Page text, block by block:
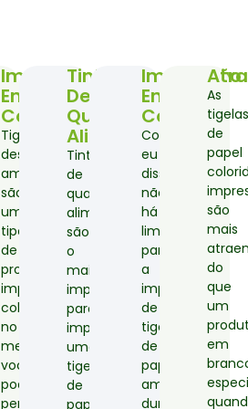
Impresso
Em
Cores
Tigelas
descartáveis
amarelas
são
um
tipo
de
produto
impresso
colorido
no
mercado,
você
pode
personalizar
Tinta
De
Qualidade
Alimentar
Tintas
de
qualidade
alimentar
são
o
mais
importante
para
imprimir
uma
tigela
de
papel
Impressão
Em
Cores
Como
eu
disse,
não
há
limites
para
a
impressão
de
tigelas
de
papel
amarelo
durante
As
tigelas
de
papel
são
mais
do
que
um
em